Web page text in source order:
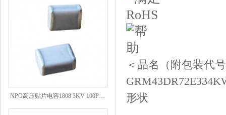
＜品名（附包装代
形状